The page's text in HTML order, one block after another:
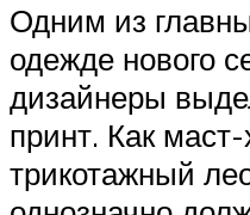
Одним из
одежде нового
дизайнеры
принт. Как
трикотажный